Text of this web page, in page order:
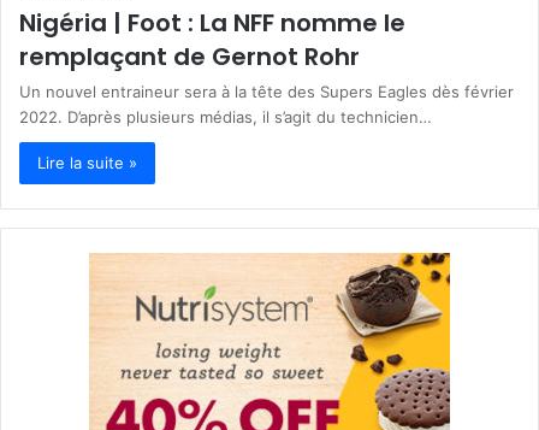
Nigéria | Foot : La NFF nomme le
remplaçant de Gernot Rohr
Un nouvel entraineur sera à la tête des Supers Eagles dès février
2022. D’après plusieurs médias, il s’agit du technicien…
Lire la suite »